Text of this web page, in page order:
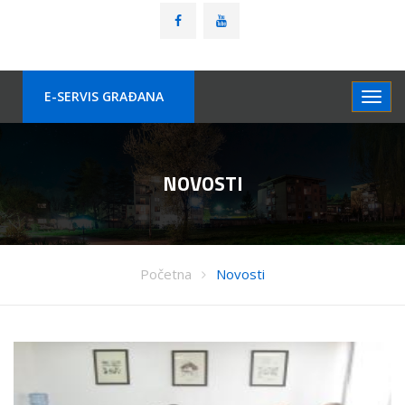
E-SERVIS GRAÐANA
NOVOSTI
Početna Novosti